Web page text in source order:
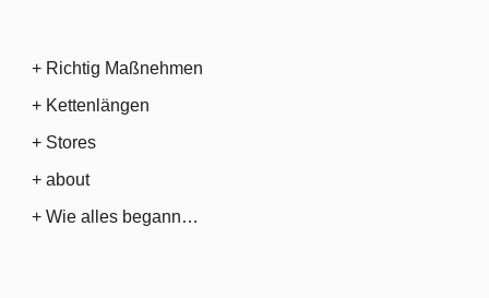
+ Richtig Maßnehmen
+ Kettenlängen
+ Stores
+ about
+ Wie alles begann…